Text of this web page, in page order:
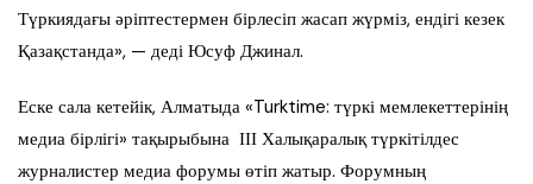
Түркиядағы әріптестермен бірлесіп жасап жүрміз, ендігі кезек
Қазақстанда», — деді Юсуф Джинал.
Еске сала кетейік, Алматыда «Turktime: түркі мемлекеттерінің
медиа бірлігі» тақырыбына ІІІ Халықаралық түркітілдес
журналистер медиа форумы өтіп жатыр. Форумның